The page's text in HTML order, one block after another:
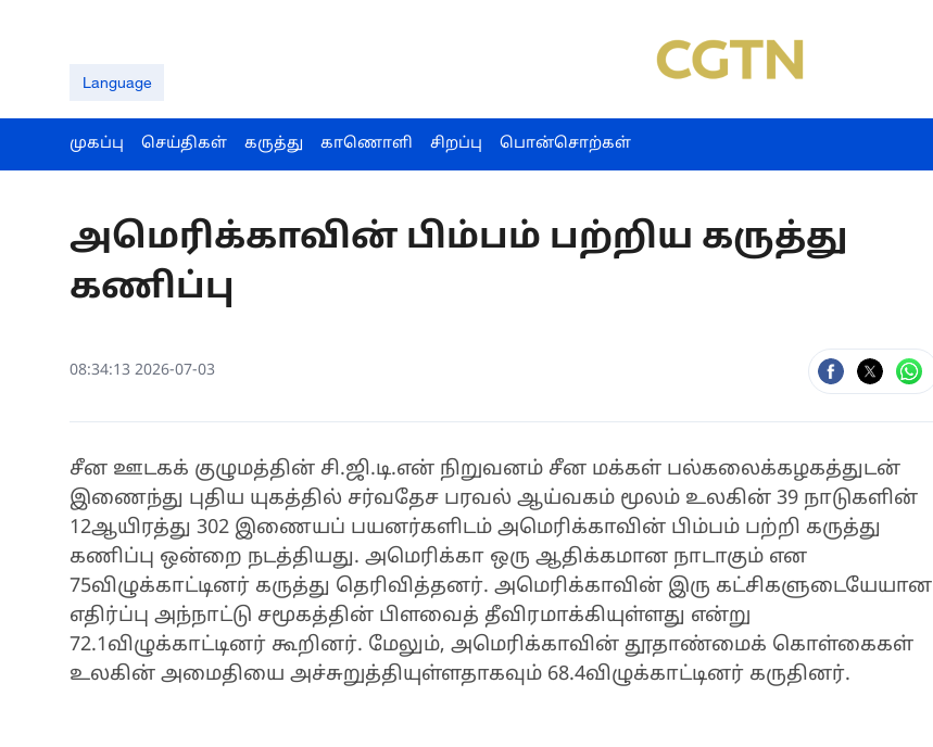
Language
முகப்பு செய்திகள் கருத்து காணொளி சிறப்பு பொன்சொற்கள்
அமெரிக்காவின் பிம்பம் பற்றிய கருத்து
கணிப்பு
08:34:13 2026-07-03
சீன ஊடகக் குழுமத்தின் சி.ஜி.டி.என் நிறுவனம் சீன மக்கள் பல்கலைக்கழகத்துடன்
இணைந்து புதிய யுகத்தில் சர்வதேச பரவல் ஆய்வகம் மூலம் உலகின் 39 நாடுகளின்
12ஆயிரத்து 302 இணையப் பயனர்களிடம் அமெரிக்காவின் பிம்பம் பற்றி கருத்து
கணிப்பு ஒன்றை நடத்தியது. அமெரிக்கா ஒரு ஆதிக்கமான நாடாகும் என
75விழுக்காட்டினர் கருத்து தெரிவித்தனர். அமெரிக்காவின் இரு கட்சிகளுடையேயான
எதிர்ப்பு அந்நாட்டு சமூகத்தின் பிளவைத் தீவிரமாக்கியுள்ளது என்று
72.1விழுக்காட்டினர் கூறினர். மேலும், அமெரிக்காவின் தூதாண்மைக் கொள்கைகள்
உலகின் அமைதியை அச்சுறுத்தியுள்ளதாகவும் 68.4விழுக்காட்டினர் கருதினர்.